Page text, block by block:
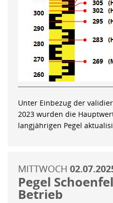
Unter Einbezug der
2023 wurden die
langjährigen Pegel
MITTWOCH
Pegel
Betrieb